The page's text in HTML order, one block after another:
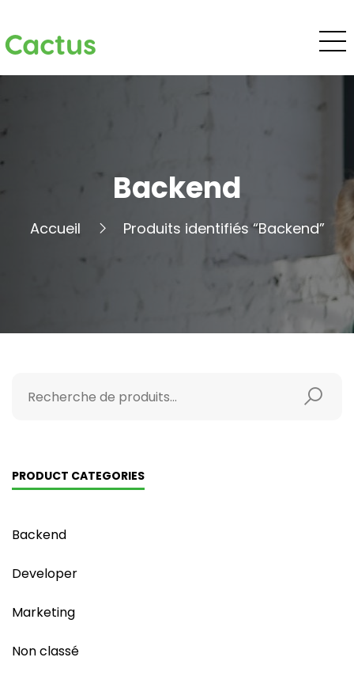
Cactus
Backend
Accueil Produits identifiés “Backend”
PRODUCT CATEGORIES
Backend
Developer
Marketing
Non classé